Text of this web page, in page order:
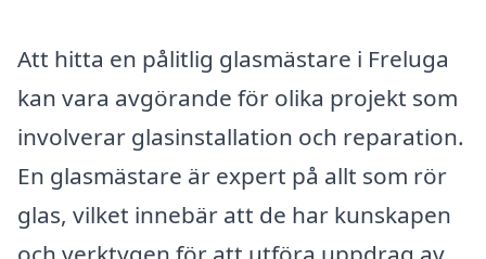
Att hitta en pålitlig glasmästare i Freluga
kan vara avgörande för olika projekt som
involverar glasinstallation och reparation.
En glasmästare är expert på allt som rör
glas, vilket innebär att de har kunskapen